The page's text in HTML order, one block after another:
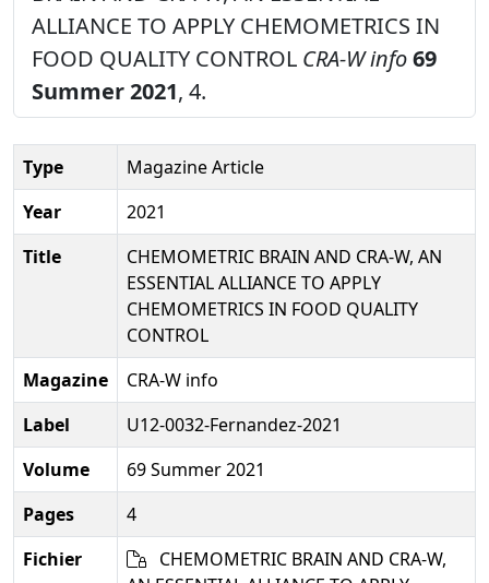
ALLIANCE TO APPLY CHEMOMETRICS IN
FOOD QUALITY CONTROL CRA-W info69
Summer 2021, 4.
Type
Magazine Article
Year
2021
Title
CHEMOMETRIC BRAIN AND CRA-W, AN
ESSENTIAL ALLIANCE TO APPLY
CHEMOMETRICS IN FOOD QUALITY
CONTROL
Magazine
CRA-W info
Label
U12-0032-Fernandez-2021
Volume
69 Summer 2021
Pages
4
Fichier
CHEMOMETRIC BRAIN AND CRA-W,